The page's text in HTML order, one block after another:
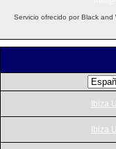
Ibiza
Ibiza
Servicio ofrecido por Black